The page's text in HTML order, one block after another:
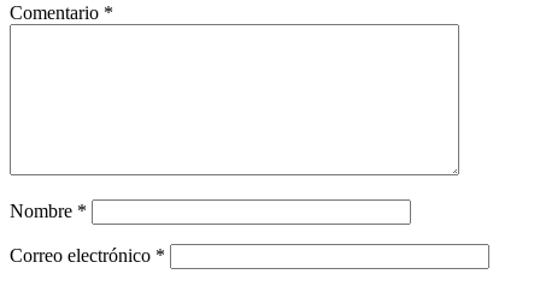
Comentario *
Nombre *
Correo electrónico *